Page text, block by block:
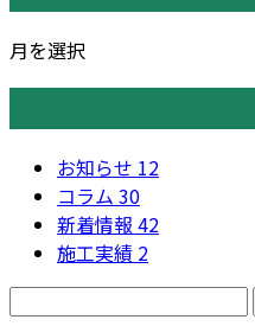
月を選択
お知らせ 12
コラム 30
新着情報 42
施工実績 2